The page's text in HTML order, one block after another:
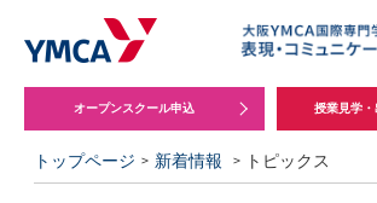
オープンスクール申込 授業見学
トップページ 新着情報 トピックス